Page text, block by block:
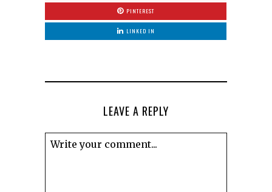
PINTEREST
LINKED IN
LEAVE A REPLY